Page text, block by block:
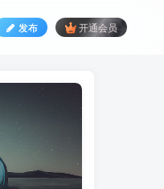
发布 开通会员